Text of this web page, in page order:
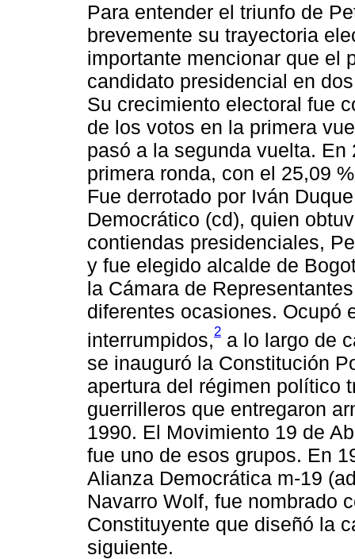
Para entender el triunfo de
brevemente su trayectoria
importante mencionar que el
candidato presidencial en
Su crecimiento electoral fue
de los votos en la primera
pasó a la segunda vuelta.
primera ronda, con el 25,09
Fue derrotado por Iván
Democrático (cd), quien
contiendas presidenciales,
y fue elegido alcalde de
la Cámara de
diferentes ocasiones. Ocupó
interrumpidos,2 a lo largo de
se inauguró la Constitución
apertura del régimen político
guerrilleros que entregaron
1990. El Movimiento 19 de
fue uno de esos grupos. En
Alianza Democrática m-19
Navarro Wolf, fue nombrado
Constituyente que diseñó la
siguiente.